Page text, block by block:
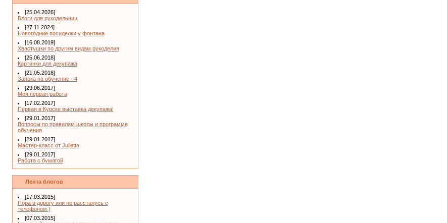
[25.04.2026]
Блоги для рукодельниц
[27.11.2024]
Новогодние посиделки у фонтана
[16.08.2019]
Хвастушки по другим видам рукоделия
[25.06.2018]
Картинки для декупажа
[21.05.2018]
Заявка на обучение - 4
[29.06.2017]
Моя первая работа
[17.02.2017]
Первая в Курске выставка декупажа!
[29.01.2017]
Вопросы по правилам школы и программе
обучения
[29.01.2017]
Мастер-класс от Julietta
[29.01.2017]
Работа с бумагой
Лента блогов
[17.03.2015]
Пора в дорогу или не расстанусь с
телефоном )
[07.03.2015]